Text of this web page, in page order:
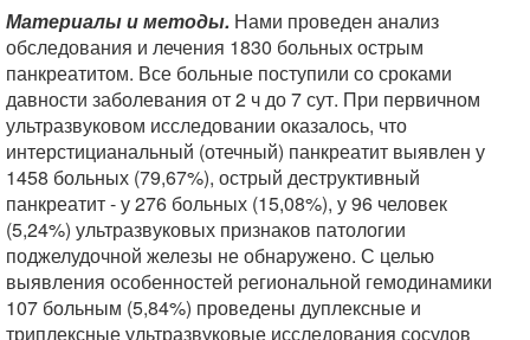
Материалы и методы. Нами проведен анализ
обследования и лечения 1830 больных острым
панкреатитом. Все больные поступили со сроками
давности заболевания от 2 ч до 7 сут. При первичном
ультразвуковом исследовании оказалось, что
интерстицианальный (отечный) панкреатит выявлен у
1458 больных (79,67%), острый деструктивный
панкреатит - у 276 больных (15,08%), у 96 человек
(5,24%) ультразвуковых признаков патологии
поджелудочной железы не обнаружено. С целью
выявления особенностей региональной гемодинамики
107 больным (5,84%) проведены дуплексные и
триплексные ультразвуковые исследования сосудов